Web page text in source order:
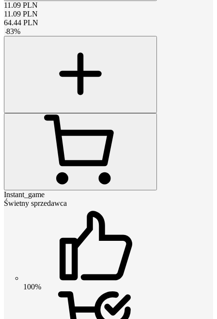
11.09 PLN
11.09 PLN
64.44 PLN
-83%
Instant_game
Świetny sprzedawca
100%